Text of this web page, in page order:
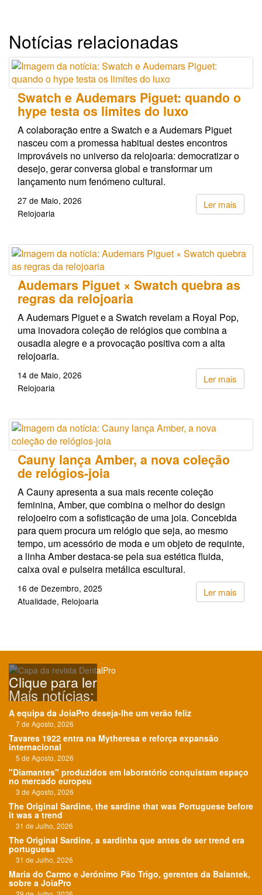
Notícias relacionadas
Swatch e Audemars Piguet: quando o
hype testa os limites do luxo
A colaboração entre a Swatch e a Audemars Piguet
nasceu com a promessa habitual destes encontros
improváveis no universo da relojoaria: democratizar o
desejo, gerar conversa global e transformar um
lançamento num fenómeno cultural.
Ler mais
27 de Maio, 2026
Relojoaria
Audemars Piguet × Swatch quebra as
regras da relojoaria
A Audemars Piguet e a Swatch revelam a Royal Pop,
uma inovadora coleção de relógios que combina a
ousadia alegre e a provocação positiva com a alta
relojoaria.
Ler mais
14 de Maio, 2026
Relojoaria
Cauny lança Amber, a nova coleção
de relógios-joia
A Cauny apresenta a sua mais recente coleção
feminina, Amber, que combina o melhor do design
relojoeiro com a sofisticação de uma joia. Concebida
para quem procura um relógio que seja, ao mesmo
tempo, um acessório de moda e um objeto de requinte,
a linha Amber destaca-se pela sua estética fluida,
caixa oval e pulseira metálica escultural.
Ler mais
16 de Dezembro, 2025
Atualidade Relojoaria
Clique para ler
Mais notícias:
A equipa da JoiaPro deseja-lhe um verão feliz
7 de Agosto, 2026
Tavares 1922 entra na Mytheresa e reforça expansão
internacional
5 de Agosto, 2026
"Diamantes" produzidos em laboratório conquistam espaço
no mercado europeu
3 de Agosto, 2026
The Original Sardine, the sardine that was Portuguese before
it was a trend
31 de Julho, 2026
The Original Sardine, a sardinha que antes de ser trend era
portuguesa
31 de Julho, 2026
Maria do Carmo e Jerónimo Pão Trigo, gerentes da Balantek,
sobre a JoiaPro